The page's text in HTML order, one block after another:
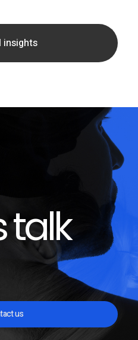
insights
talk
us